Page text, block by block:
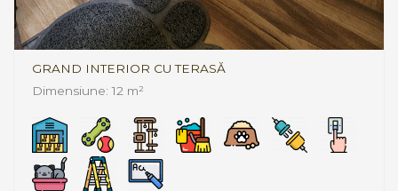
GRAND INTERIOR CU TERASĂ
Dimensiune: 12 m²